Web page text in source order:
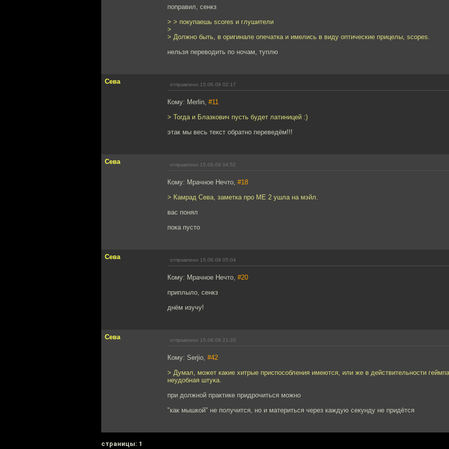
поправил, сенкз
> > покупаешь scores и глушители
>
> Должно быть, в оригинале опечатка и имелись в виду оптические прицелы, scopes.
нельзя переводить по ночам, туплю
Сева отправлено 15.06.09 02:17
Кому: Merlin, #11
> Тогда и Блазкович пусть будет латиницей :)
этак мы весь текст обратно переведём!!!
Сева отправлено 15.06.09 04:52
Кому: Мрачное Нечто, #18
> Камрад Сева, заметка про МЕ 2 ушла на мэйл.
вас понял
пока пусто
Сева отправлено 15.06.09 05:04
Кому: Мрачное Нечто, #20
приплыло, сенкз
днём изучу!
Сева отправлено 15.06.09 21:20
Кому: Serjio, #42
> Думал, может какие хитрые приспособления имеются, или же в действительности
неудобная штука.
при должной практике придрочиться можно
"как мышкой" не получится, но и материться через каждую секунду не придётся
cтраницы: 1